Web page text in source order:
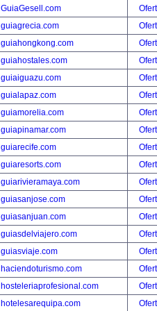
GuiaGesell.com
guiagrecia.com
guiahongkong.com
guiahostales.com
guiaiguazu.com
guialapaz.com
guiamorelia.com
guiapinamar.com
guiarecife.com
guiaresorts.com
guiarivieramaya.com
guiasanjose.com
guiasanjuan.com
guiasdelviajero.com
guiasviaje.com
haciendoturismo.com
hosteleriaprofesional.com
hotelesarequipa.com